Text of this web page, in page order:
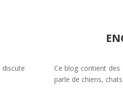
discute
Ce blog contient
parle de chiens,